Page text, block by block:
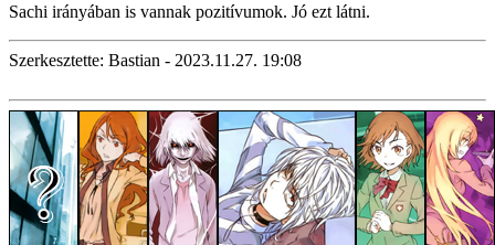
Sachi irányában is vannak pozitívumok. Jó ezt látni.
Szerkesztette: Bastian - 2023.11.27. 19:08